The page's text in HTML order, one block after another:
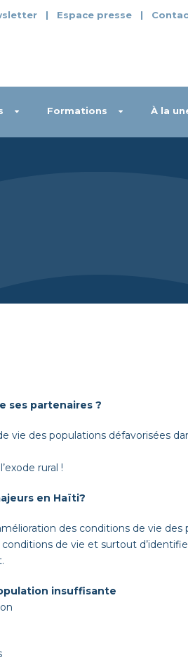
| Espace presse |
Formations À la
ses partenaires ?
vie des pop­u­la­tions défa­vorisées
rural !
en Haïti?
des con­di­tions de vie des
de vie et surtout
insuff­isante